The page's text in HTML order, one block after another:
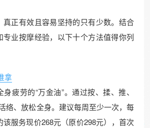
真正有效且容易坚持的只有少数。结合
专业按摩经验，以下十个方法值得你列
拿
疲劳的“万金油”。通过按、揉、推、
络、放松全身。建议每周至少一次，每
该服务现价268元（原价298元），首次